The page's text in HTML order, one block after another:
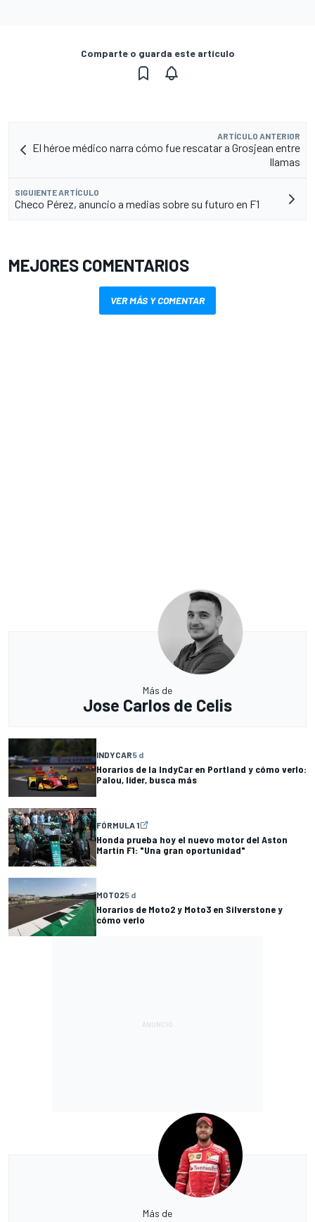
Comparte o guarda este artículo
ARTÍCULO ANTERIOR
El héroe médico narra cómo fue rescatar a Grosjean entre
llamas
SIGUIENTE ARTÍCULO
Checo Pérez, anuncio a medias sobre su futuro en F1
MEJORES COMENTARIOS
VER MÁS Y COMENTAR
Más de
Jose Carlos de Celis
INDYCAR5 d
Horarios de la IndyCar en Portland y cómo verlo:
Palou, líder, busca más
FÓRMULA 1
Honda prueba hoy el nuevo motor del Aston
Martin F1: "Una gran oportunidad"
MOTO25 d
Horarios de Moto2 y Moto3 en Silverstone y
cómo verlo
Más de